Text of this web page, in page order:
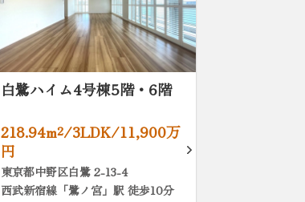
白鷺ハイム4号棟5階・6階
218.94m²/3LDK/11,900万
円
東京都中野区白鷺 2-13-4
西武新宿線「鷺ノ宮」駅 徒歩10分